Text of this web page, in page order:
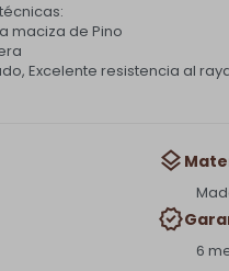
maciza de Pino
Excelente resistencia al
6